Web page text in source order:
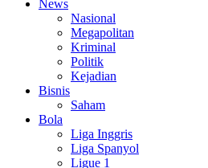
News
Nasional
Megapolitan
Kriminal
Politik
Kejadian
Bisnis
Saham
Bola
Liga Inggris
Liga Spanyol
Ligue 1